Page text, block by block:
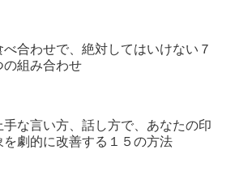
べ合わせで、絶対してはいけない７
の組み合わせ
手な言い方、話し方で、あなたの印
を劇的に改善する１５の方法